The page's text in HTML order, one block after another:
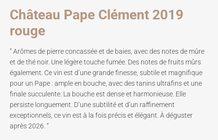
Château Pape Clément 2019
rouge
” Arômes de pierre concassée et de baies, avec des notes de mûre
et de thé noir. Une légère touche fumée. Des notes de fruits mûrs
également. Ce vin est d’une grande finesse, subtile et magnifique
pour un Pape : ample en bouche, avec des tanins ultrafins et une
finale succulente. La bouche est dense et harmonieuse. Elle
persiste longuement. D’une subtilité et d’un raffinement
exceptionnels, ce vin est à la fois précis et élégant. À déguster
après 2026. “